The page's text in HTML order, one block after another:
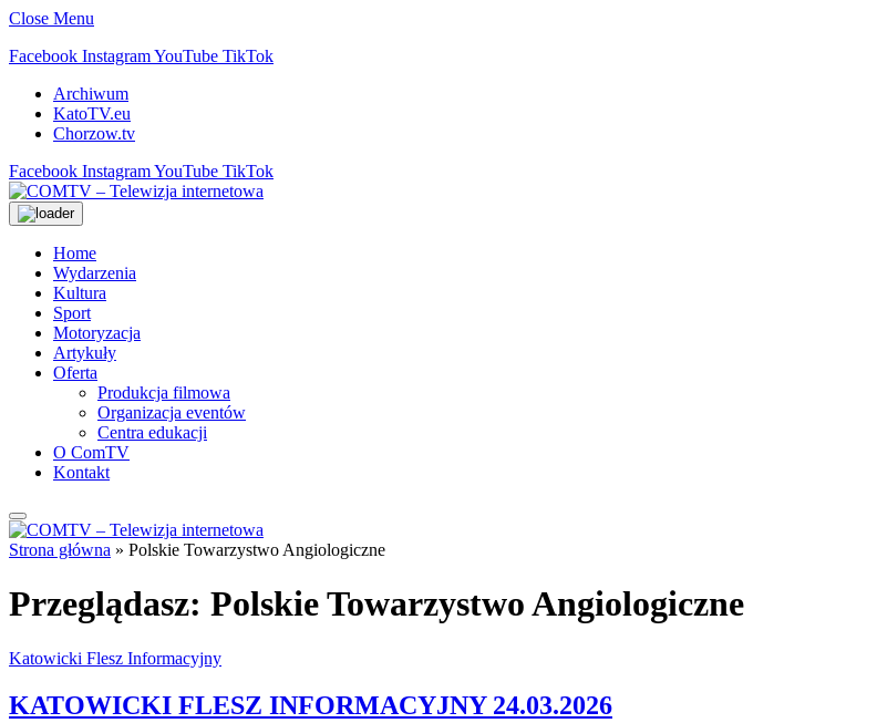
Close Menu
Facebook InstagramYouTube TikTok
Archiwum
KatoTV.eu
Chorzow.tv
Facebook InstagramYouTube TikTok
Home
Wydarzenia
Kultura
Sport
Motoryzacja
Artykuły
Oferta
Produkcja filmowa
Organizacja eventów
Centra edukacji
O ComTV
Kontakt
Strona główna » Polskie Towarzystwo Angiologiczne
Przeglądasz: Polskie Towarzystwo Angiologiczne
Katowicki Flesz Informacyjny
KATOWICKI FLESZ INFORMACYJNY 24.03.2026